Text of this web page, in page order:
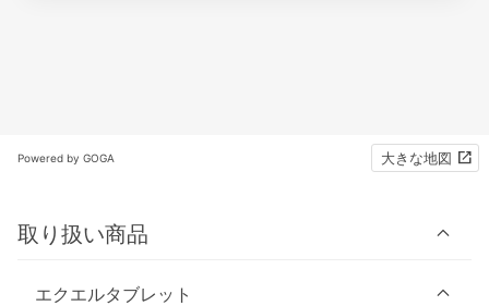
Powered by GOGA 大きな地図
取り扱い商品
エクエルタブレット